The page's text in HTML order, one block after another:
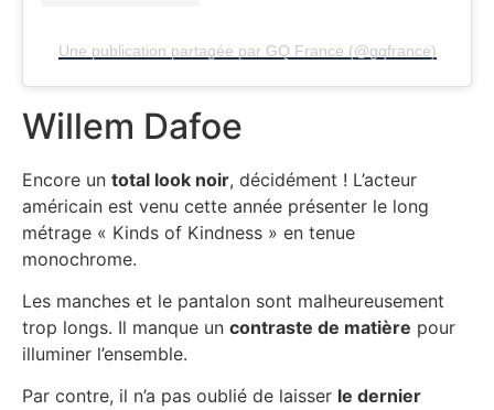
Une publication partagée par GQ France (@gqfrance)
Willem Dafoe
Encore un total look noir, décidément ! L’acteur
américain est venu cette année présenter le long
métrage « Kinds of Kindness » en tenue
monochrome.
Les manches et le pantalon sont malheureusement
trop longs. Il manque un contraste de matière pour
illuminer l’ensemble.
Par contre, il n’a pas oublié de laisser le dernier